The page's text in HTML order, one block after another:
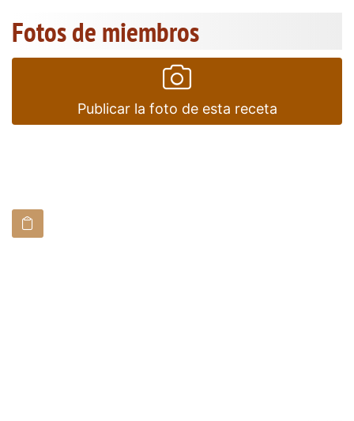
Fotos de miembros
Publicar la foto de esta receta